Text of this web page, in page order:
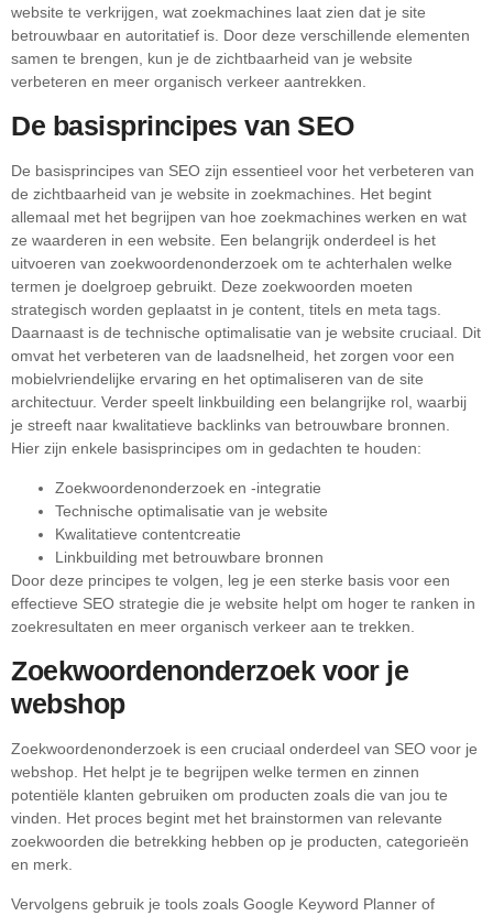
website te verkrijgen, wat zoekmachines laat zien dat je site
betrouwbaar en autoritatief is. Door deze verschillende elementen
samen te brengen, kun je de zichtbaarheid van je website
verbeteren en meer organisch verkeer aantrekken.
De basisprincipes van SEO
De basisprincipes van SEO zijn essentieel voor het verbeteren van
de zichtbaarheid van je website in zoekmachines. Het begint
allemaal met het begrijpen van hoe zoekmachines werken en wat
ze waarderen in een website. Een belangrijk onderdeel is het
uitvoeren van zoekwoordenonderzoek om te achterhalen welke
termen je doelgroep gebruikt. Deze zoekwoorden moeten
strategisch worden geplaatst in je content, titels en meta tags.
Daarnaast is de technische optimalisatie van je website cruciaal. Dit
omvat het verbeteren van de laadsnelheid, het zorgen voor een
mobielvriendelijke ervaring en het optimaliseren van de site
architectuur. Verder speelt linkbuilding een belangrijke rol, waarbij
je streeft naar kwalitatieve backlinks van betrouwbare bronnen.
Hier zijn enkele basisprincipes om in gedachten te houden:
Zoekwoordenonderzoek en -integratie
Technische optimalisatie van je website
Kwalitatieve contentcreatie
Linkbuilding met betrouwbare bronnen
Door deze principes te volgen, leg je een sterke basis voor een
effectieve SEO strategie die je website helpt om hoger te ranken in
zoekresultaten en meer organisch verkeer aan te trekken.
Zoekwoordenonderzoek voor je
webshop
Zoekwoordenonderzoek is een cruciaal onderdeel van SEO voor je
webshop. Het helpt je te begrijpen welke termen en zinnen
potentiële klanten gebruiken om producten zoals die van jou te
vinden. Het proces begint met het brainstormen van relevante
zoekwoorden die betrekking hebben op je producten, categorieën
en merk.
Vervolgens gebruik je tools zoals Google Keyword Planner of